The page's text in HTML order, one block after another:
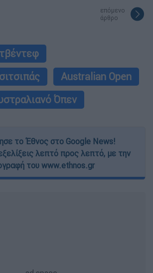
επόμενο
άρθρο
Australian Open
Όπεν
το Έθνος στο Google News!
λεπτό προς λεπτό, με την
του www.ethnos.gr